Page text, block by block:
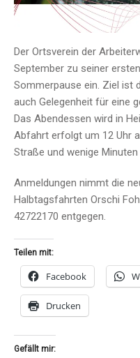
Der Ortsverein der
September zu seiner
Sommerpause ein. Ziel ist
auch Gelegenheit für eine
Das Abendessen wird in
Abfahrt erfolgt um 12 Uhr
Straße und wenige
Anmeldungen nimmt die
Halbtagsfahrten Orschi
42722170 entgegen.
Teilen mit:
Facebook
Drucken
Gefällt mir: